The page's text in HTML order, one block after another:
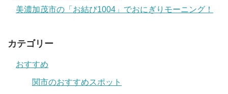
美濃加茂市の「お結び1004」でおにぎりモーニング！
カテゴリー
おすすめ
関市のおすすめスポット